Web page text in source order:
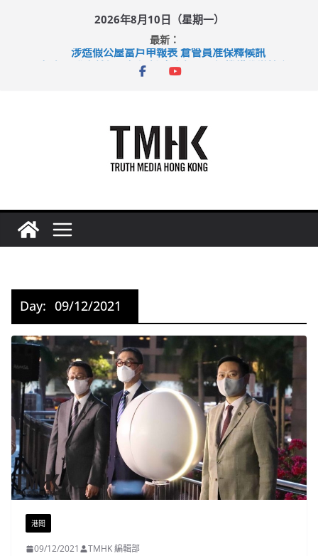
2026年8月10日（星期一）
最新：
涉造假公屋富戶申報表 倉管員准保釋候訊
Day: 09/12/2021
港聞
09/12/2021 TMHK 編輯部